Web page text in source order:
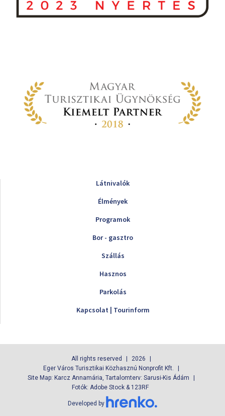
Látnivalók
Élmények
Programok
Bor - gasztro
Szállás
Hasznos
Parkolás
Kapcsolat | Tourinform
All rights reserved
2026
Eger Város Turisztikai Közhasznú Nonprofit Kft.
Site Map: Karcz Annamária, Tartalomterv: Sarusi-Kis Ádám
Fotók: Adobe Stock & 123RF
Developed by